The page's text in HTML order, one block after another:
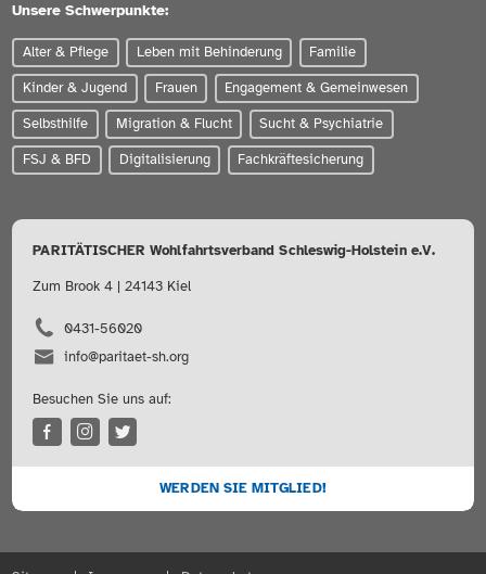
Unsere Schwerpunkte:
Alter & Pflege Leben mit Behinderung Familie
Kinder & Jugend Frauen Engagement & Gemeinwesen
Selbsthilfe Migration & Flucht Sucht & Psychiatrie
FSJ & BFD Digitalisierung Fachkräftesicherung
PARITÄTISCHER Wohlfahrtsverband Schleswig-Holstein e.V.
Zum Brook 4 | 24143 Kiel
0431-56020
info@paritaet-sh.org
Besuchen Sie uns auf:
WERDEN SIE MITGLIED!